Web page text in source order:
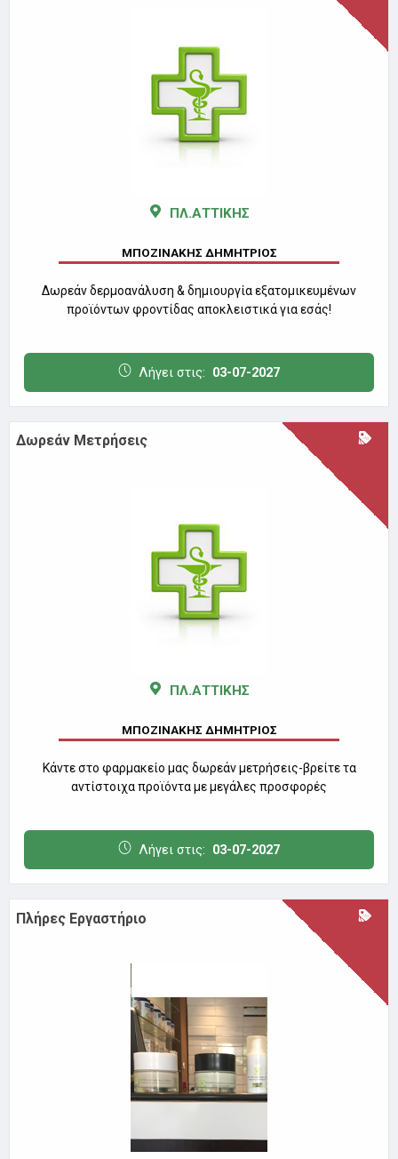
ΠΛ.ΑΤΤΙΚΗΣ
ΜΠΟΖΙΝΑΚΗΣ ΔΗΜΗΤΡΙΟΣ
Δωρεάν δερμοανάλυση & δημιουργία εξατομικευμένων
προϊόντων φροντίδας αποκλειστικά για εσάς!
Λήγει στις: 03-07-2027
Δωρεάν Μετρήσεις
ΠΛ.ΑΤΤΙΚΗΣ
ΜΠΟΖΙΝΑΚΗΣ ΔΗΜΗΤΡΙΟΣ
Κάντε στο φαρμακείο μας δωρεάν μετρήσεις-βρείτε τα
αντίστοιχα προϊόντα με μεγάλες προσφορές
Λήγει στις: 03-07-2027
Πλήρες Εργαστήριο